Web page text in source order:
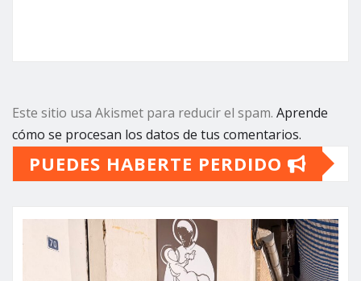
Este sitio usa Akismet para reducir el spam. Aprende
cómo se procesan los datos de tus comentarios.
PUEDES HABERTE PERDIDO